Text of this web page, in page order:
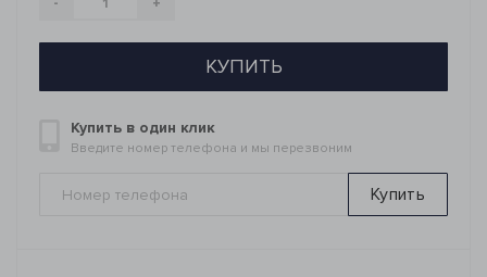
КУПИТЬ
Купить в один клик
Введите номер телефона и мы перезвоним
Купить